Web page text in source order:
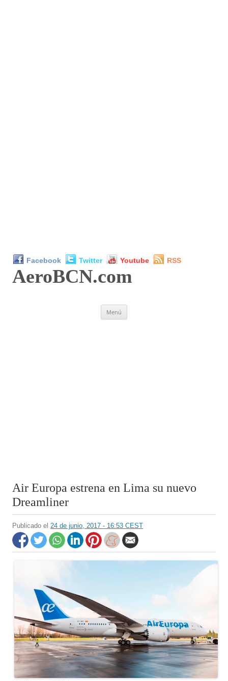
Facebook Twitter Youtube RSS
AeroBCN.com
Menú
Air Europa estrena en Lima su nuevo
Dreamliner
Publicado el 24 de junio, 2017 - 16:53 CEST